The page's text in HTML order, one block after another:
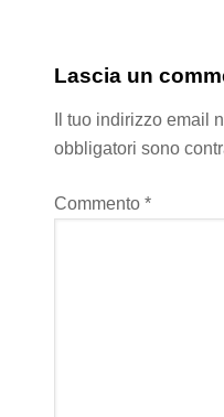
Lascia un
Il tuo indirizzo email
obbligatori sono
Commento *